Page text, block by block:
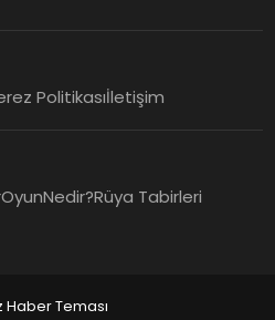
Politikasıİletişim
OyunNedir?Rüya Tabirleri
Teması